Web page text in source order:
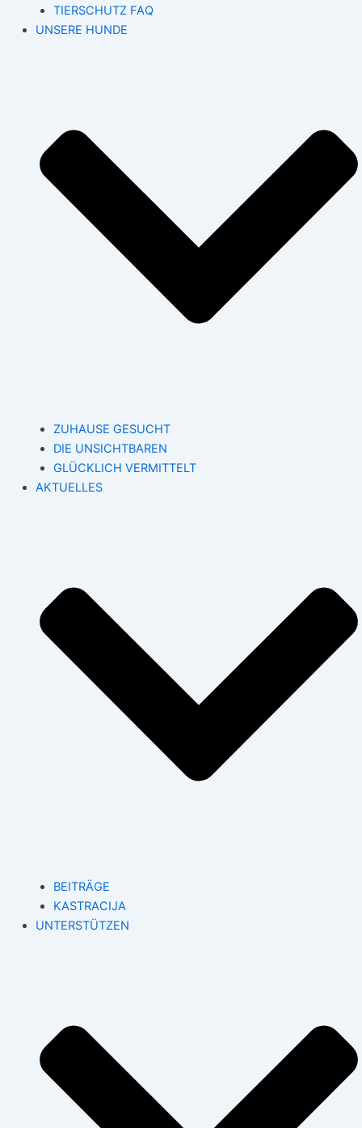
TIERSCHUTZ FAQ
UNSERE HUNDE
ZUHAUSE GESUCHT
DIE UNSICHTBAREN
GLÜCKLICH VERMITTELT
AKTUELLES
BEITRÄGE
KASTRACIJA
UNTERSTÜTZEN